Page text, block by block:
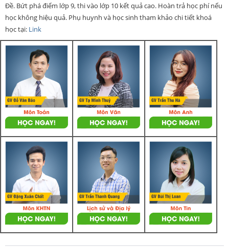
Đề. Bứt phá điểm lớp 9, thi vào lớp 10 kết quả cao. Hoàn trả học phí nếu
học không hiệu quả. Phụ huynh và học sinh tham khảo chi tiết khoá
học tại: Link